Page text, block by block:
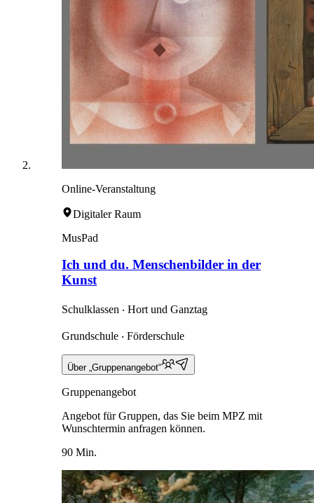
Online-Veranstaltung
Digitaler Raum
MusPad
Ich und du. Menschenbilder in der
Kunst
Schulklassen ‧ Hort und Ganztag
Grundschule ‧ Förderschule
Über „Gruppenangebot“
Gruppenangebot
Angebot für Gruppen, das Sie beim MPZ mit
Wunschtermin anfragen können.
90 Min.